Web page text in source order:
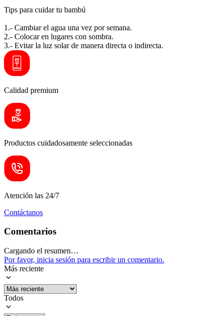
Tips para cuidar tu bambú
1.- Cambiar el agua una vez por semana.
2.- Colocar en lugares con sombra.
3.- Evitar la luz solar de manera directa o indirecta.
Calidad premium
Productos cuidadosamente seleccionadas
Atención las 24/7
Contáctanos
Comentarios
Cargando el resumen…
Por favor, inicia sesión para escribir un comentario.
Más reciente
Todos